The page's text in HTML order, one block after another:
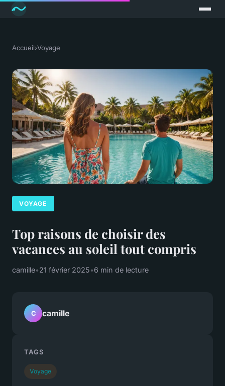
Accueil›Voyage
VOYAGE
Top raisons de choisir des
vacances au soleil tout compris
camille•21 février 2025•6 min de lecture
C camille
TAGS
Voyage